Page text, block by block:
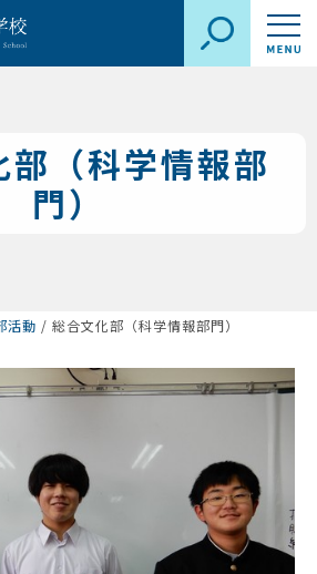
部（科学情報部
門）
活動 / 総合文化部（科学情報部門）